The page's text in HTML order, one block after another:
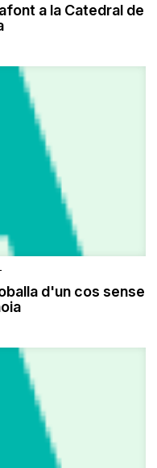
a la Catedral de
d'un cos sense